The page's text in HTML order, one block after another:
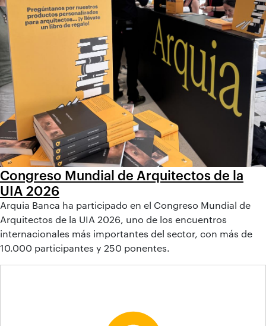
Congreso Mundial de Arquitectos de la
UIA 2026
Arquia Banca ha participado en el Congreso Mundial de
Arquitectos de la UIA 2026, uno de los encuentros
internacionales más importantes del sector, con más de
10.000 participantes y 250 ponentes.